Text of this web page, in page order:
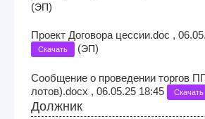
(ЭП)
Проект Договора цессии.doc ,
Скачать (ЭП)
Сообщение о проведении торгов
лотов).docx , 06.05.25 18:45
Скачать
Должник